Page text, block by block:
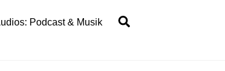
Podcast & Musik